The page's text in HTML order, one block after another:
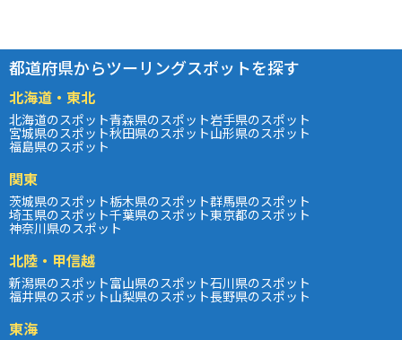
都道府県からツーリングスポットを探す
北海道・東北
北海道のスポット青森県のスポット岩手県のスポット
宮城県のスポット秋田県のスポット山形県のスポット
福島県のスポット
関東
茨城県のスポット栃木県のスポット群馬県のスポット
埼玉県のスポット千葉県のスポット東京都のスポット
神奈川県のスポット
北陸・甲信越
新潟県のスポット富山県のスポット石川県のスポット
福井県のスポット山梨県のスポット長野県のスポット
東海